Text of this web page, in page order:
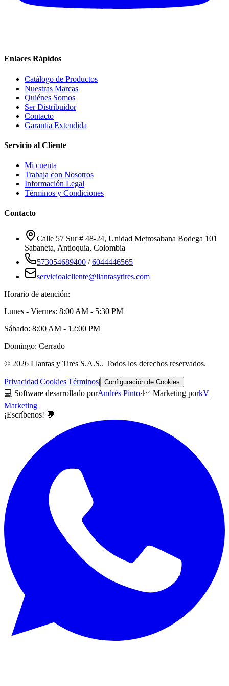
Enlaces Rápidos
Catálogo de Productos
Nuestras Marcas
Quiénes Somos
Ser Distribuidor
Contacto
Garantía Extendida
Servicio al Cliente
Mi cuenta
Trabaja con Nosotros
Información Legal
Términos y Condiciones
Contacto
Calle 57 Sur # 48-24, Unidad Metrosabana Bodega 101
Sabaneta, Antioquia, Colombia
573054689400 /6044446565
servicioalcliente@llantasytires.com
Horario de atención:
Lunes - Viernes: 8:00 AM - 5:30 PM
Sábado: 8:00 AM - 12:00 PM
Domingo: Cerrado
© 2026 Llantas y Tires S.A.S.. Todos los derechos reservados.
Privacidad|Cookies|Términos| Configuración de Cookies
💻 Software desarrollado porAndrés Pinto·📈 Marketing porkV
Marketing
¡Escríbenos! 💬